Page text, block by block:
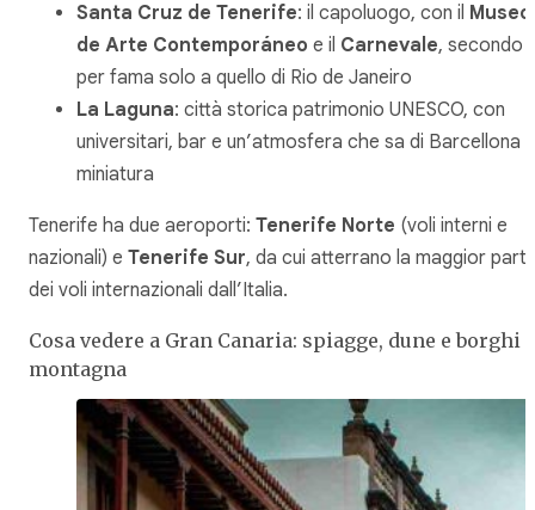
Santa Cruz de Tenerife: il capoluogo, con il Museo
de Arte Contemporáneo e il Carnevale, secondo
per fama solo a quello di Rio de Janeiro
La Laguna: città storica patrimonio UNESCO, con
universitari, bar e un’atmosfera che sa di Barcellona
miniatura
Tenerife ha due aeroporti: Tenerife Norte (voli interni e
nazionali) e Tenerife Sur, da cui atterrano la maggior
dei voli internazionali dall’Italia.
Cosa vedere a Gran Canaria: spiagge, dune e borghi
montagna